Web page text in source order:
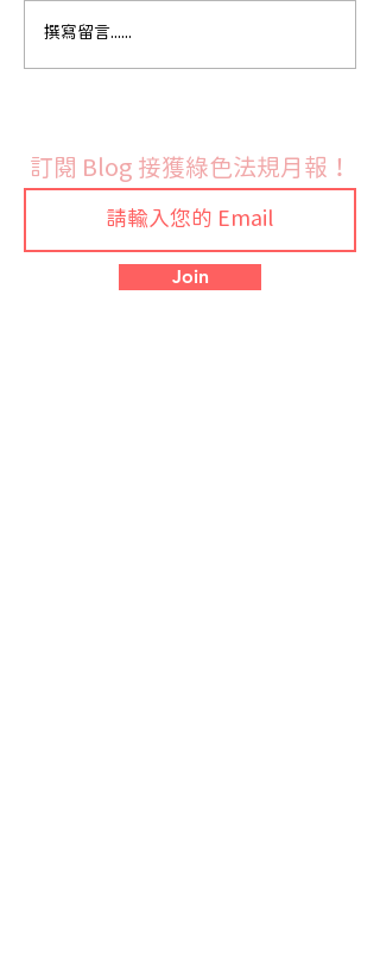
美歐合作開發半導體 PFAS
撰寫留言......
訂閱 Blog 接獲綠色法規月報！
Join